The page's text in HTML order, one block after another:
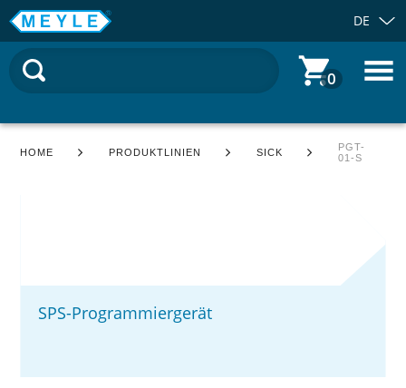
DE
0
HOME PRODUKTLINIEN SICK
PGT-
01-S
SPS-Programmiergerät